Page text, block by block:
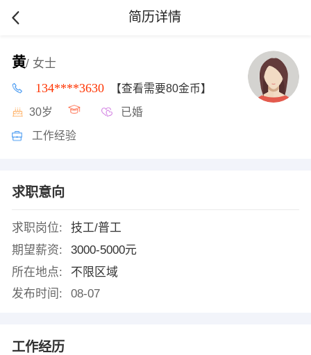
简历详情
黄/ 女士
134****3630 【查看需要80金币】
30岁 已婚
工作经验
求职意向
求职岗位:
技工/普工
期望薪资:
3000-5000元
所在地点:
不限区域
发布时间:
08-07
工作经历